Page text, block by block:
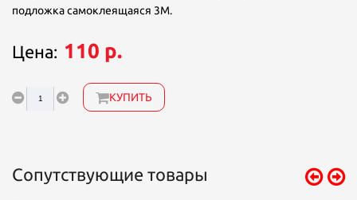
подложка самоклеящаяся 3М.
Цена: 110 р.
КУПИТЬ
Сопутствующие товары